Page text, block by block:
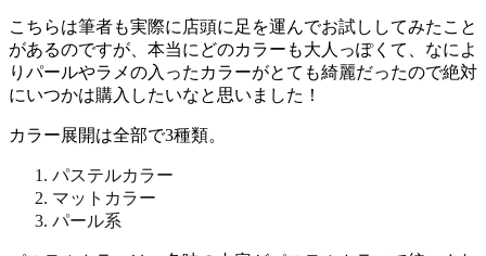
こちらは筆者も実際に店頭に足を運んでお試ししてみたこと
があるのですが、本当にどのカラーも大人っぽくて、なによ
りパールやラメの入ったカラーがとても綺麗だったので絶対
にいつかは購入したいなと思いました！
カラー展開は全部で3種類。
パステルカラー
マットカラー
パール系